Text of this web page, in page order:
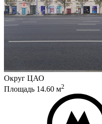
Округ ЦАО
Площадь 14.60 м2